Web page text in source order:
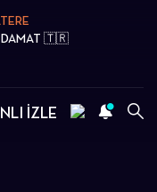
DAMAT 🇹🇷
İZLE